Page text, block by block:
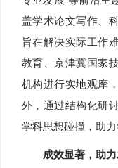
盖学术论文写作、
旨在解决实际工作
教育、京津冀国家
机构进行实地观摩
外，通过结构化研
学科思想碰撞，助力
成效显著，助